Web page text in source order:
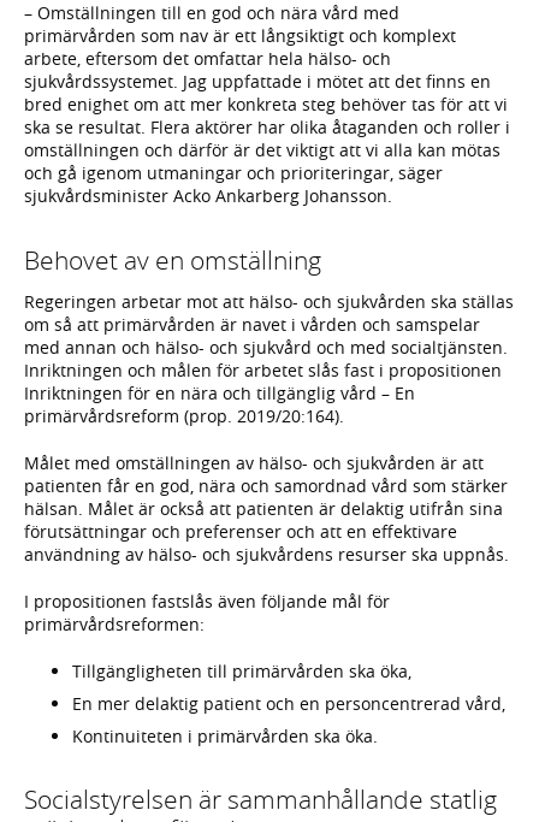
– Omställningen till en god och nära vård med
primärvården som nav är ett långsiktigt och komplext
arbete, eftersom det omfattar hela hälso- och
sjukvårdssystemet. Jag uppfattade i mötet att det finns en
bred enighet om att mer konkreta steg behöver tas för att vi
ska se resultat. Flera aktörer har olika åtaganden och roller i
omställningen och därför är det viktigt att vi alla kan mötas
och gå igenom utmaningar och prioriteringar, säger
sjukvårdsminister Acko Ankarberg Johansson.
Behovet av en omställning
Regeringen arbetar mot att hälso- och sjukvården ska ställas
om så att primärvården är navet i vården och samspelar
med annan och hälso- och sjukvård och med socialtjänsten.
Inriktningen och målen för arbetet slås fast i propositionen
Inriktningen för en nära och tillgänglig vård – En
primärvårdsreform (prop. 2019/20:164).
Målet med omställningen av hälso- och sjukvården är att
patienten får en god, nära och samordnad vård som stärker
hälsan. Målet är också att patienten är delaktig utifrån sina
förutsättningar och preferenser och att en effektivare
användning av hälso- och sjukvårdens resurser ska uppnås.
I propositionen fastslås även följande mål för
primärvårdsreformen:
Tillgängligheten till primärvården ska öka,
En mer delaktig patient och en personcentrerad vård,
Kontinuiteten i primärvården ska öka.
Socialstyrelsen är sammanhållande statlig